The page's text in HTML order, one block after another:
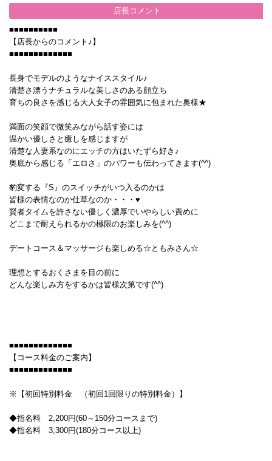
店長コメント
■■■■■■■■■■
【店長からのコメント♪】
■■■■■■■■■■■■■
長身でモデルのようなナイススタイル♪
清楚さ漂うナチュラルな美しさのある顔立ち
育ちの良さを感じる大人女子の雰囲気に包まれた奥様★
満面の笑顔で微笑みながら話す姿には
温かい優しさと癒しを感じますが
清楚な人妻系なのにエッチの方はいたずら好き♪
奥底から感じる「エロさ」のパワーも伝わってきます(^^)
豹変する『S』のスイッチがいつ入るのかは
皆様の表情なのか仕草なのか・・・♥
賢者タイムを許さない優しく濃厚でいやらしい責めに
どこまで耐えられるかの極限のお楽しみを(^^)
デートコース＆マッサージも楽しめる☆ともみさん☆
理想とするおくさまを目の前に
どんな楽しみ方をするかは皆様次第です(^^)
■■■■■■■■■■■■■
【コース料金のご案内】
■■■■■■■■■■■■■
※【初回特別料金 （初回1回限りの特別料金）】
◆指名料 2,200円(60～150分コースまで)
◆指名料 3,300円(180分コース以上)